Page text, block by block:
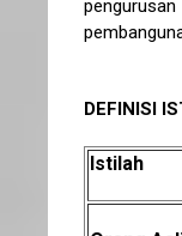
DEFINISI
Istilah